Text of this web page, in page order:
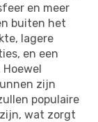
en meer
buiten het
lagere
en een
zijn
populaire
wat zorgt